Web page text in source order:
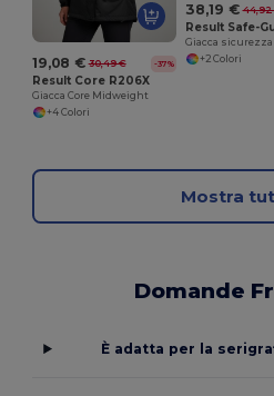
19,08 € 30,49 € -37%
Result Core R206X
Giacca Core Midweight
+4 Colori
38,19 € 44,92
+2 Colori
Mostra
Domande
È adatta per la